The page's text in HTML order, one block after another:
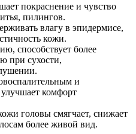
покраснение и чувство
пилингов.
влагу в эпидермисе,
кожи.
способствует более
при сухости,
и
комфорт
головы смягчает, снижает
более живой вид.